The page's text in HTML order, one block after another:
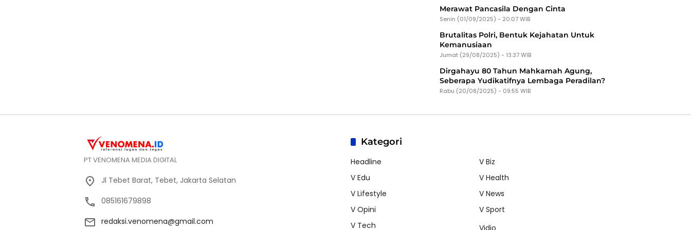
Merawat Pancasila Dengan Cinta
Senin (01/09/2025) - 20:07 WIB
Brutalitas Polri, Bentuk Kejahatan Untuk
Kemanusiaan
Jumat (29/08/2025) - 13:37 WIB
Dirgahayu 80 Tahun Mahkamah Agung,
Seberapa Yudikatifnya Lembaga Peradilan?
Rabu (20/08/2025) - 09:55 WIB
PT VENOMENA MEDIA DIGITAL
Jl Tebet Barat, Tebet, Jakarta Selatan
085161679898
redaksi.venomena@gmail.com
Kategori
Headline
V Biz
V Edu
V Health
V Lifestyle
V News
V Opini
V Sport
V Tech
Vidio